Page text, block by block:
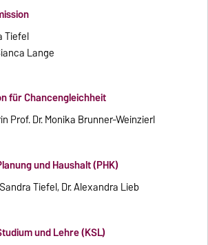
Tiefel
Lange
für Chancengleichheit
Prof. Dr. Monika Brunner-Weinzierl
und Haushalt (PHK)
Tiefel, Dr. Alexandra Lieb
und Lehre (KSL)